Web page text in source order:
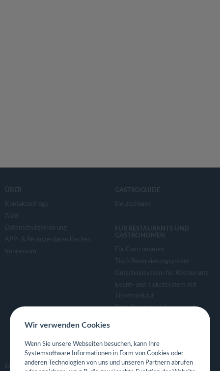
ÜBER
Kontaktanfrage
AGB
Datenschutzerklärung
APP- & Benutzerdaten löschen
Impressum
GASTROGUIDE
Deutschland
FÜR RESTAURANTS UND
GASTRONOMEN
Für Gastronomen
Tisch Reservierungsystem
Gutscheinsystem für Restaurants
Event- und Ticketsystem mit
Ticketverkauf
Bestellsystem Lieferung und
Eigene App für Restaurant
FOLGE UNS
Wir verwenden Cookies
Wenn Sie unsere Webseiten besuchen, kann Ihre
Systemsoftware Informationen in Form von Cookies oder
anderen Technologien von uns und unseren Partnern abrufen